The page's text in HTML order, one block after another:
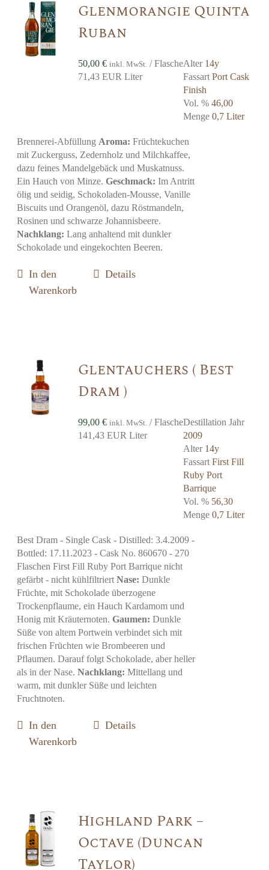
Glenmorangie Quinta
Ruban
50,00€ inkl. MwSt. / Flasche
71,43 EUR Liter
Alter 14y
FassartPort Cask
Finish
Vol. %46,00
Menge0,7 Liter
Brennerei-Abfüllung Aroma:Früchtekuchen
mit Zuckerguss, Zedernholz und Milchkaffee,
dazu feines Mandelgebäck und Muskatnuss.
Ein Hauch von Minze.Geschmack:Im Antritt
ölig und seidig, Schokoladen-Mousse, Vanille
Biscuits und Orangenöl, dazu Röstmandeln,
Rosinen und schwarze Johannisbeere.
Nachklang:Lang anhaltend mit dunkler
Schokolade und eingekochten Beeren.
In den
Warenkorb
Details
Glentauchers ( Best
Dram )
99,00€ inkl. MwSt. / Flasche
141,43 EUR Liter
Destillation Jahr
2009
Alter 14y
FassartFirst Fill
Ruby Port
Barrique
Vol. % 56,30
Menge0,7 Liter
Best Dram - Single Cask - Distilled: 3.4.2009 -
Bottled: 17.11.2023 - Cask No. 860670 - 270
Flaschen First Fill Ruby Port Barrique nicht
gefärbt - nicht kühlfiltriertNase: Dunkle
Früchte, mit Schokolade überzogene
Trockenpflaume, ein Hauch Kardamom und
Honig mit Kräuternoten.Gaumen: Dunkle
Süße von altem Portwein verbindet sich mit
frischen Früchten wie Brombeeren und
Pflaumen. Darauf folgt Schokolade, aber heller
als in der Nase.Nachklang: Mittellang und
warm, mit dunkler Süße und leichten
Fruchtnoten.
In den
Warenkorb
Details
Highland Park –
Octave (Duncan
Taylor)